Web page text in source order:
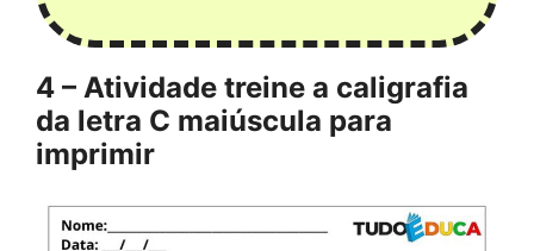
4 – Atividade treine a caligrafia
da letra C maiúscula para
imprimir